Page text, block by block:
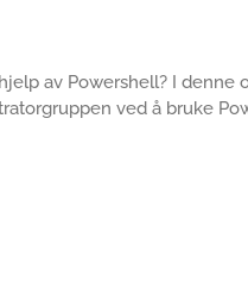
av Powershell? I denne
ved å bruke